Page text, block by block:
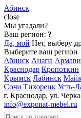
Абинск
close
Мы угадали?
Ваш регион: ?
Да, мой Нет, выберу
Выберите ваш регион
Абинск Анапа
Краснодар Кропоткин
Крымск Лабинск
Сочи Тихорецк Усть-
г. Краснодар, ул.
info@exponat-mebel.ru